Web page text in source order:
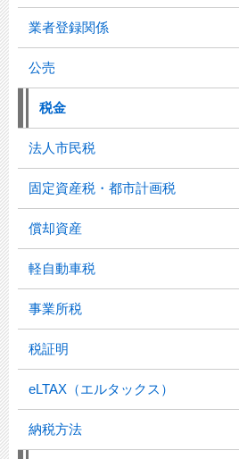
業者登録関係
公売
税金
法人市民税
固定資産税・都市計画税
償却資産
軽自動車税
事業所税
税証明
eLTAX（エルタックス）
納税方法